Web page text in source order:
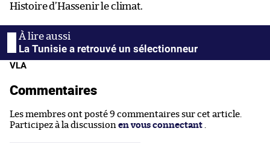
Histoire d’Hassenir le climat.
La Tunisie a retrouvé un sélectionneur
VLA
Commentaires
Les membres ont posté 9 commentaires sur cet article.
Participez à la discussion en vous connectant